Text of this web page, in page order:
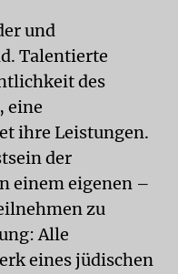
und
Talentierte
des
eine
ihre Leistungen.
der
einem eigenen –
zu
Alle
eines jüdischen